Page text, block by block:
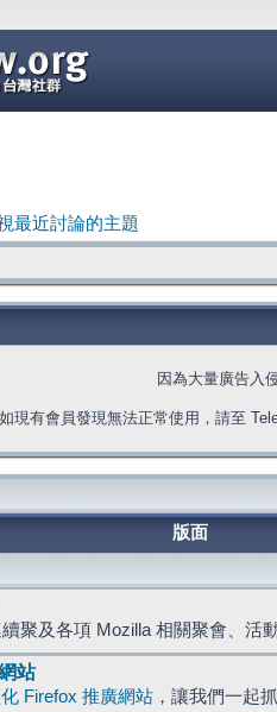
最近討論的主題
因為大量廣告入
如現有會員發現無法正常使用，請至
版面
聚及各項 Mozilla 相關聚會、活
站
Firefox 推廣網站 ，讓我們一起